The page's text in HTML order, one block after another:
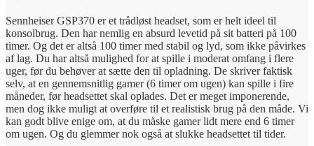
Sennheiser GSP370 er et trådløst headset, som er helt ideel til
konsolbrug. Den har nemlig en absurd levetid på sit batteri på 100
timer. Og det er altså 100 timer med stabil og lyd, som ikke påvirkes
af lag. Du har altså mulighed for at spille i moderat omfang i flere
uger, før du behøver at sætte den til opladning. De skriver faktisk
selv, at en gennemsnitlig gamer (6 timer om ugen) kan spille i fire
måneder, før headsettet skal oplades. Det er meget imponerende,
men dog ikke muligt at overføre til et realistisk brug på den måde. Vi
kan godt blive enige om, at du måske gamer lidt mere end 6 timer
om ugen. Og du glemmer nok også at slukke headsettet til tider.